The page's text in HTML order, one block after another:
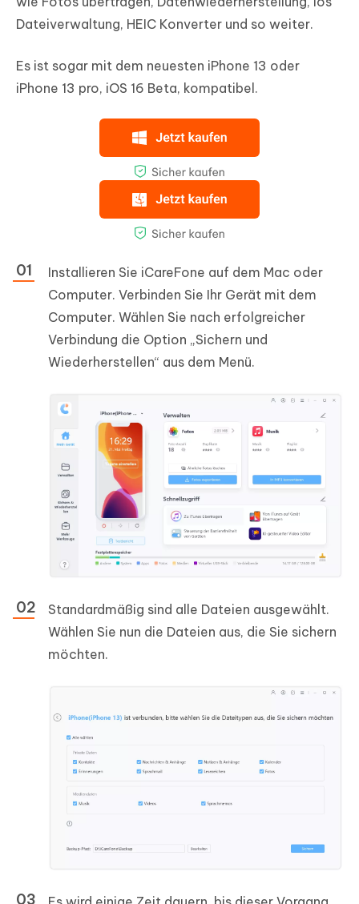
Dateiverwaltung, HEIC Konverter und so weiter.
Es ist sogar mit dem neuesten iPhone 13 oder
iPhone 13 pro, iOS 16 Beta, kompatibel.
Installieren Sie iCareFone auf dem Mac oder
Computer. Verbinden Sie Ihr Gerät mit dem
Computer. Wählen Sie nach erfolgreicher
Verbindung die Option „Sichern und
Wiederherstellen“ aus dem Menü.
Standardmäßig sind alle Dateien ausgewählt.
Wählen Sie nun die Dateien aus, die Sie sichern
möchten.